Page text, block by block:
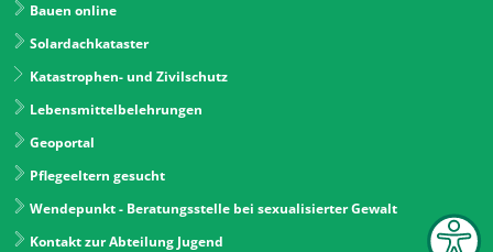
Bauen online
Solardachkataster
Katastrophen- und Zivilschutz
Lebensmittelbelehrungen
Geoportal
Pflegeeltern gesucht
Wendepunkt - Beratungsstelle bei sexualisierter Gewalt
Kontakt zur Abteilung Jugend